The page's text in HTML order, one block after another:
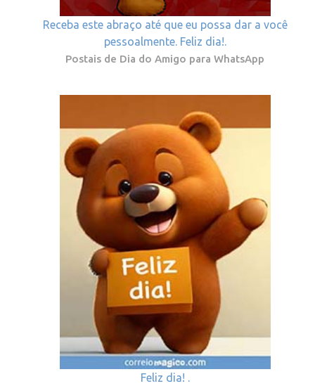
Receba este abraço até que eu possa dar a você
pessoalmente. Feliz dia!.
Postais de Dia do Amigo para WhatsApp
Feliz dia! .